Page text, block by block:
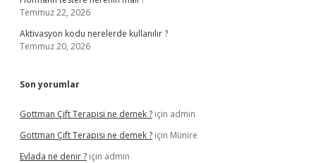
Temmuz 22, 2026
Aktivasyon kodu nerelerde kullanılır ?
Temmuz 20, 2026
Son yorumlar
Gottman Çift Terapisi ne demek ? için admin
Gottman Çift Terapisi ne demek ? için Münire
Evlada ne denir ? için admin